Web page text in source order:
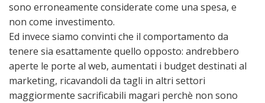
sono erroneamente considerate come una spesa, e
non come investimento.
Ed invece siamo convinti che il comportamento da
tenere sia esattamente quello opposto: andrebbero
aperte le porte al web, aumentati i budget destinati al
marketing, ricavandoli da tagli in altri settori
maggiormente sacrificabili magari perchè non sono